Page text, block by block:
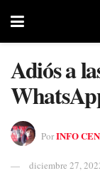
Adiós a
PorINFO
diciembre 27,